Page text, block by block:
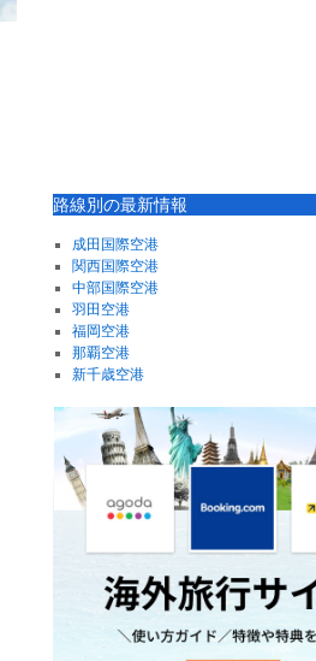
路線別の最新情報
成田国際空港
関西国際空港
中部国際空港
羽田空港
福岡空港
那覇空港
新千歳空港